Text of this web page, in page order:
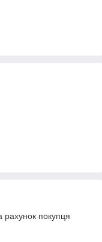
рахунок покупця